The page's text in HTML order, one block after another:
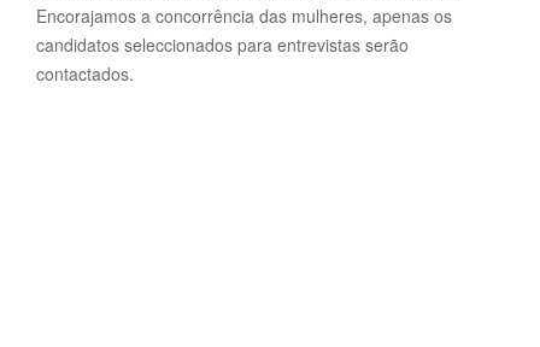
Encorajamos a concorrência das mulheres, apenas os
candidatos seleccionados para entrevistas serão
contactados.